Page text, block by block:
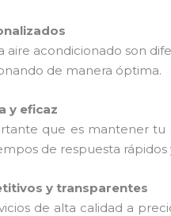
aire acondicionado son
de manera óptima.
y eficaz
que es mantener tu
de respuesta
y transparentes
de alta calidad a